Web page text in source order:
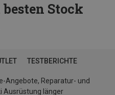
Stock
TESTBERICHTE
Angebote, Reparatur- und
Ausrüstung länger